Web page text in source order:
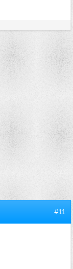
#11